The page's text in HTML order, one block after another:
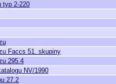
typ 2-220
Faccs 51. skupiny
295.4
NV/1990
27.2